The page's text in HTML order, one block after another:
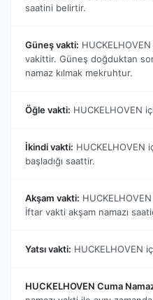
saatini belirtir.
Güneş vakti:
vakittir. Güneş doğduktan
namaz kılmak mekruhtur.
Öğle vakti: HUCKELHOVEN
İkindi vakti: HUCKELHOVEN
başladığı saattir.
Akşam vakti:
İftar vakti akşam namazı
Yatsı vakti: HUCKELHOVEN
HUCKELHOVEN Cuma